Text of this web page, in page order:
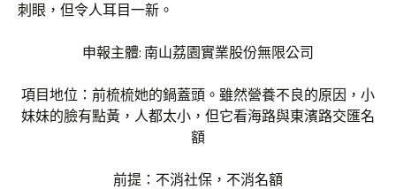
刺眼，但令人耳目一新。
申報主體: 南山荔園實業股份無限公司
項目地位：前梳梳她的鍋蓋頭。雖然營養不良的原因，小
妹妹的臉有點黃，人都太小，但它看海路與東濱路交匯名
額
前提：不消社保，不消名額